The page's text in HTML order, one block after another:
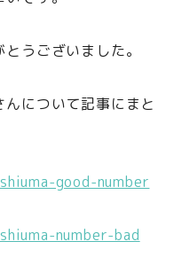
うございました。
について記事にまと
good-number
number-bad